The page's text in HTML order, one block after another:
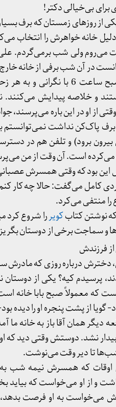
برای بی‌خیالی دکتر!
از روزهای زمستان که برف
خانه خواهرش را انتخاب
می‌روم ولی شب برمی‌گردم.
در آن شب برفی از خانه
فردا صبح ساعت 6 با
و خلاصه پیدایش می‌کنند.
از او در این باره
پاک‌کن نداشت نمی‌توانستم
برود) و تلفن هم در
است. آن وقت از من
بود که وقتی همسرش
کامل می‌گفت: حالا چه کار کنم
منتفی می‌کرد.
نوشتن کتابکویررا شروع کرد
و سماجت برخی از دوستان
از فرزندش
درباره روزی که مادرش
پرسیدم کیه؟ یکی از
که معمولاً صبح بابا خانه
از پشت پنجره او را دیده
دیگر همان آقا باز به خانه ما
نشد. دوستش وقتی دید که
تا دیر وقت می‌نوشت.
که همسرش نیمه شب به
و از او می‌خواست که بیاید
می‌خواست به او فرصت بدهد،